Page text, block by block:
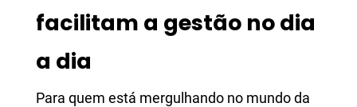
facilitam a gestão no dia
a dia
Para quem está mergulhando no mundo da